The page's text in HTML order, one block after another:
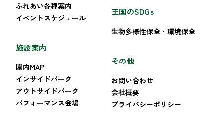
ふれあい各種案内
イベントスケジュール
施設案内
園内MAP
インサイドパーク
アウトサイドパーク
パフォーマンス会場
王国のSDGs
生物多様性保全・環境保全
その他
お問い合わせ
会社概要
プライバシーポリシー